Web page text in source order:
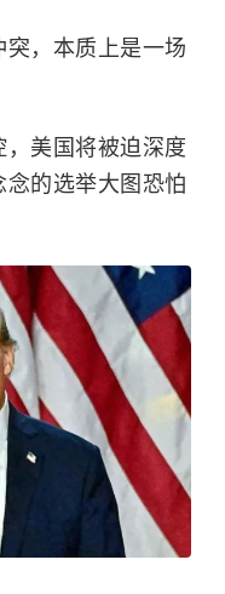
，本质上是一场
美国将被迫深度
念的选举大图恐怕